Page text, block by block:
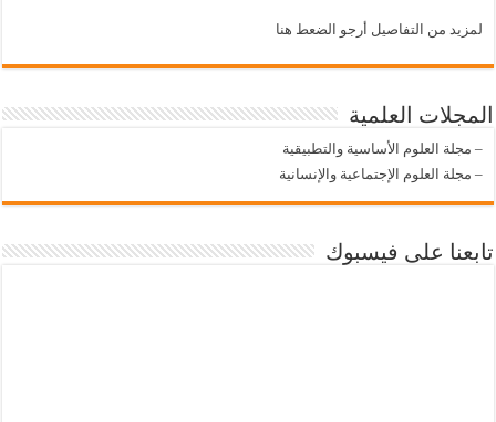
لمزيد من التفاصيل أرجو الضعط هنا
المجلات العلمية
– مجلة العلوم الأساسية والتطبيقية
– مجلة العلوم الإجتماعية والإنسانية
تابعنا على فيسبوك